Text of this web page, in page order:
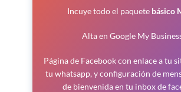
Incuye todo el paquete básico
Alta en Google My
Página de Facebook con enlace a tu
tu whatsapp, y configuración de
de bienvenida en tu inbox de